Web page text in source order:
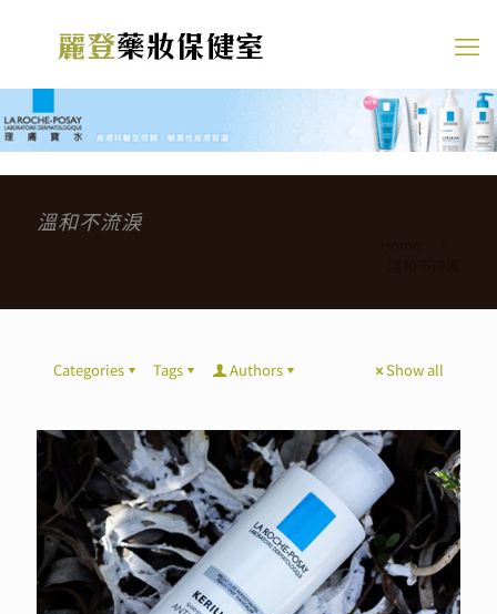
溫和不流淚
Categories Tags Authors Show all